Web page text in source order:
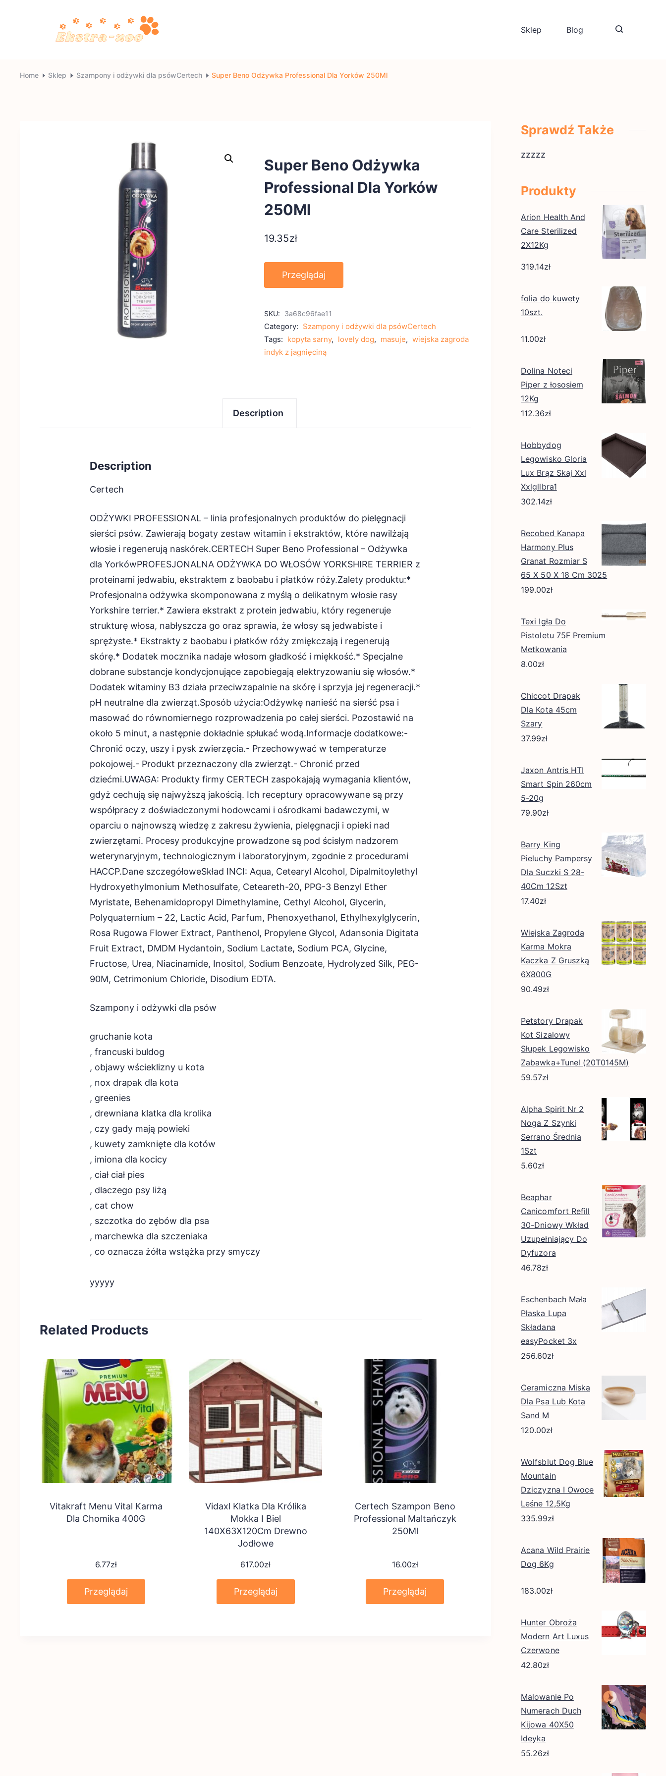
zoo
Sklep Blog
Home Sklep Szampony i odżywki dla psówCertech Super Beno Odżywka Professional Dla Yorków 250Ml
Super Beno Odżywka
Professional Dla Yorków
250Ml
19.35zł
Przeglądaj
SKU: 3a68c96fae11
Category: Szampony i odżywki dla psówCertech
Tags: kopyta sarny, lovely dog, masuje, wiejska zagroda
indyk z jagnięciną
Description
Description
Certech
ODŻYWKI PROFESSIONAL – linia profesjonalnych produktów do pielęgnacji
sierści psów. Zawierają bogaty zestaw witamin i ekstraktów, które nawilżają
włosie i regenerują naskórek.CERTECH Super Beno Professional – Odżywka
dla YorkówPROFESJONALNA ODŻYWKA DO WŁOSÓW YORKSHIRE TERRIER z
proteinami jedwabiu, ekstraktem z baobabu i płatków róży.Zalety produktu:*
Profesjonalna odżywka skomponowana z myślą o delikatnym włosie rasy
Yorkshire terrier.* Zawiera ekstrakt z protein jedwabiu, który regeneruje
strukturę włosa, nabłyszcza go oraz sprawia, że włosy są jedwabiste i
sprężyste.* Ekstrakty z baobabu i płatków róży zmiękczają i regenerują
skórę.* Dodatek mocznika nadaje włosom gładkość i miękkość.* Specjalne
dobrane substancje kondycjonujące zapobiegają elektryzowaniu się włosów.*
Dodatek witaminy B3 działa przeciwzapalnie na skórę i sprzyja jej regeneracji.*
pH neutralne dla zwierząt.Sposób użycia:Odżywkę nanieść na sierść psa i
masować do równomiernego rozprowadzenia po całej sierści. Pozostawić na
około 5 minut, a następnie dokładnie spłukać wodą.Informacje dodatkowe:-
Chronić oczy, uszy i pysk zwierzęcia.- Przechowywać w temperaturze
pokojowej.- Produkt przeznaczony dla zwierząt.- Chronić przed
dziećmi.UWAGA: Produkty firmy CERTECH zaspokajają wymagania klientów,
gdyż cechują się najwyższą jakością. Ich receptury opracowywane są przy
współpracy z doświadczonymi hodowcami i ośrodkami badawczymi, w
oparciu o najnowszą wiedzę z zakresu żywienia, pielęgnacji i opieki nad
zwierzętami. Procesy produkcyjne prowadzone są pod ścisłym nadzorem
weterynaryjnym, technologicznym i laboratoryjnym, zgodnie z procedurami
HACCP.Dane szczegółoweSkład INCI: Aqua, Cetearyl Alcohol, Dipalmitoylethyl
Hydroxyethylmonium Methosulfate, Ceteareth-20, PPG-3 Benzyl Ether
Myristate, Behenamidopropyl Dimethylamine, Cethyl Alcohol, Glycerin,
Polyquaternium – 22, Lactic Acid, Parfum, Phenoxyethanol, Ethylhexylglycerin,
Rosa Rugowa Flower Extract, Panthenol, Propylene Glycol, Adansonia Digitata
Fruit Extract, DMDM Hydantoin, Sodium Lactate, Sodium PCA, Glycine,
Fructose, Urea, Niacinamide, Inositol, Sodium Benzoate, Hydrolyzed Silk, PEG-
90M, Cetrimonium Chloride, Disodium EDTA.
Szampony i odżywki dla psów
gruchanie kota
, francuski buldog
, objawy wścieklizny u kota
, nox drapak dla kota
, greenies
, drewniana klatka dla krolika
, czy gady mają powieki
, kuwety zamknięte dla kotów
, imiona dla kocicy
, ciał ciał pies
, dlaczego psy liżą
, cat chow
, szczotka do zębów dla psa
, marchewka dla szczeniaka
, co oznacza żółta wstążka przy smyczy
yyyyy
Related Products
Vitakraft Menu Vital Karma
Dla Chomika 400G
6.77zł
Przeglądaj
Vidaxl Klatka Dla Królika
Mokka I Biel
140X63X120Cm Drewno
Jodłowe
617.00zł
Przeglądaj
Certech Szampon Beno
Professional Maltańczyk
250Ml
16.00zł
Przeglądaj
Sprawdź Także
zzzzz
Produkty
Arion Health And
Care Sterilized
2X12Kg
319.14zł
folia do kuwety
10szt.
11.00zł
Dolina Noteci
Piper z łososiem
12Kg
112.36zł
Hobbydog
Legowisko Gloria
Lux Brąz Skaj Xxl
Xxlgllbra1
302.14zł
Recobed Kanapa
Harmony Plus
Granat Rozmiar S
65 X 50 X 18 Cm 3025
199.00zł
Texi Igła Do
Pistoletu 75F Premium
Metkowania
8.00zł
Chiccot Drapak
Dla Kota 45cm
Szary
37.99zł
Jaxon Antris HTI
Smart Spin 260cm
5-20g
79.90zł
Barry King
Pieluchy Pampersy
Dla Suczki S 28-
40Cm 12Szt
17.40zł
Wiejska Zagroda
Karma Mokra
Kaczka Z Gruszką
6X800G
90.49zł
Petstory Drapak
Kot Sizalowy
Słupek Legowisko
Zabawka+Tunel (20T0145M)
59.57zł
Alpha Spirit Nr 2
Noga Z Szynki
Serrano Średnia
1Szt
5.60zł
Beaphar
Canicomfort Refill
30-Dniowy Wkład
Uzupełniający Do
Dyfuzora
46.78zł
Eschenbach Mała
Płaska Lupa
Składana
easyPocket 3x
256.60zł
Ceramiczna Miska
Dla Psa Lub Kota
Sand M
120.00zł
Wolfsblut Dog Blue
Mountain
Dziczyzna I Owoce
Leśne 12,5Kg
335.99zł
Acana Wild Prairie
Dog 6Kg
183.00zł
Hunter Obroża
Modern Art Luxus
Czerwone
42.80zł
Malowanie Po
Numerach Duch
Kijowa 40X50
Ideyka
55.26zł